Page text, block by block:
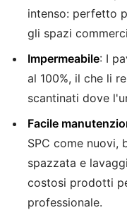
intenso: perfetto
gli spazi
Impermeabile: I
al 100%, il che li
scantinati dove
Facile
SPC come nuovi,
spazzata e
costosi prodotti
professionale.